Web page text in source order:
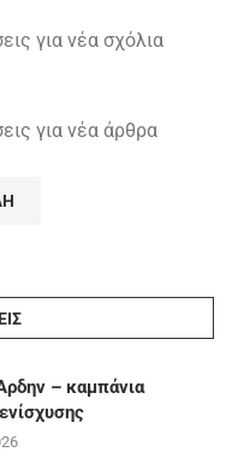
για νέα σχόλια
για νέα άρθρα
– καμπάνια